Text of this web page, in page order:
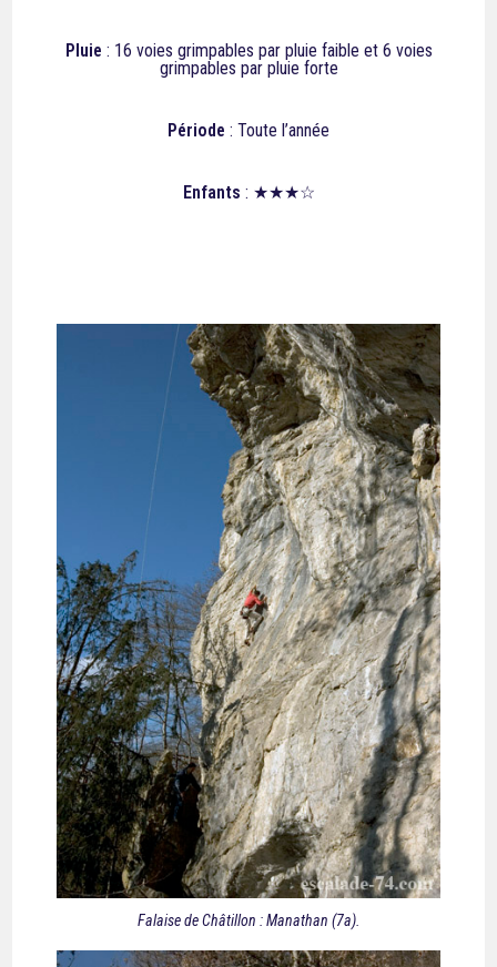
Pluie : 16 voies grimpables par pluie faible et 6 voies
grimpables par pluie forte
Période : Toute l’année
Enfants : ★★★☆
Falaise de Châtillon : Manathan (7a).